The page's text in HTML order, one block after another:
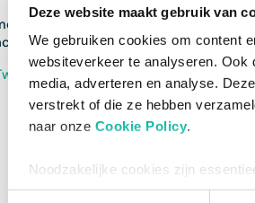
Deze website maakt gebruik van
We gebruiken cookies om content
websiteverkeer te analyseren.
media, adverteren en analyse.
verstrekt of die ze hebben
naar onze Cookie Policy.
Noodzakelijke cookies zijn
bestaat enkel een informatieplicht.
votre fédération mais aussi vos
Et lorsque vos organisations
pour vos organisations affiliées.